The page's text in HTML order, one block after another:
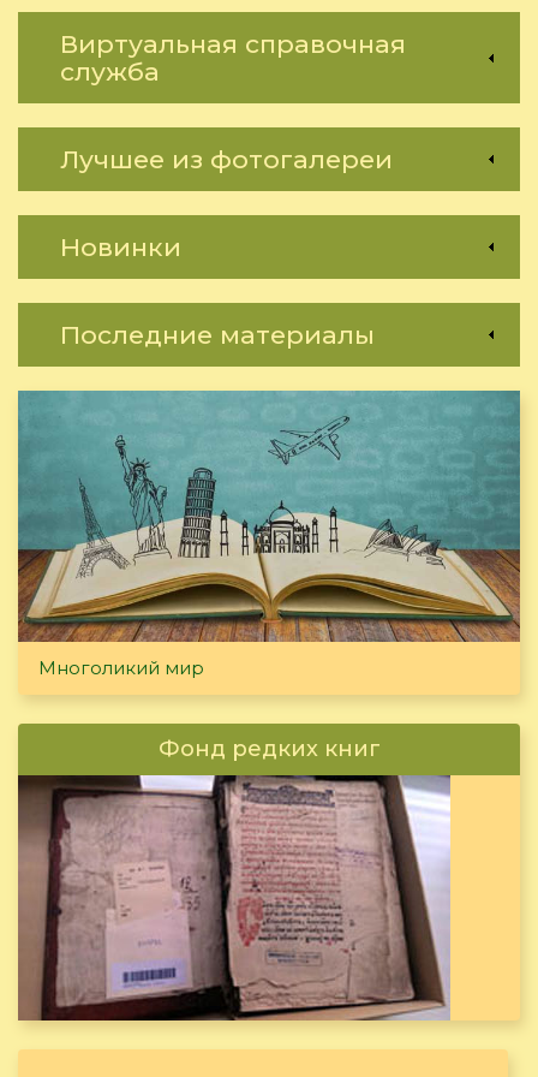
Виртуальная справочная
служба
Лучшее из фотогалереи
Новинки
Последние материалы
Многоликий мир
Фонд редких книг